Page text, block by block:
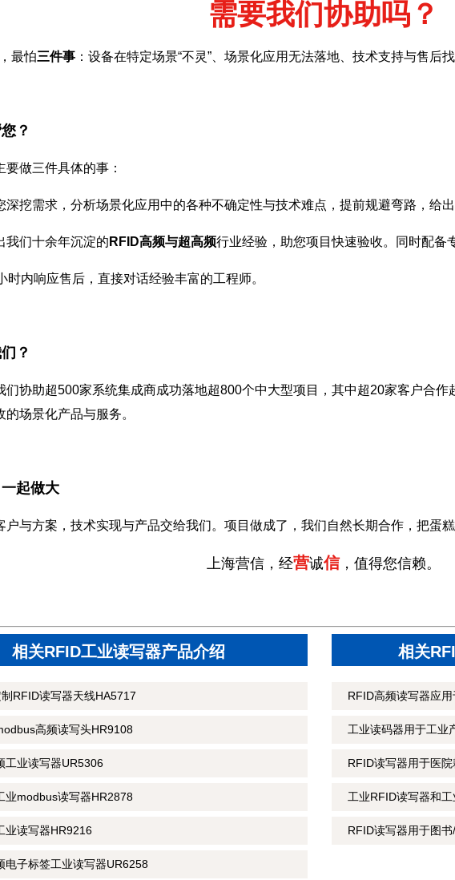
需要我们协助吗？
最怕三件事 ：设备在特定场景“不灵”、场景化应用无法落地、技术支持与售后
？
要做三件具体的事：
深挖需求，分析场景化应用中的各种不确定性与技术难点，提前规避弯路，给
我们十余年沉淀的 RFID高频与超高频行业经验，助您项目快速验收。同时配备
时内响应售后，直接对话经验丰富的工程师。
？
们协助超500家系统集成商成功落地超800个中大型项目，其中超20家客户合作
的场景化产品与服务。
起做大
户与方案，技术实现与产品交给我们。项目做成了，我们自然长期合作，把蛋
上海营信，经营诚信，值得您信赖。
相关RFID工业读写器产品介绍
RFID读写器天线HA5717
高频读写头HR9108
工业读写器UR5306
业modbus读写器HR2878
业读写器HR9216
电子标签工业读写器UR6258
相关
RFID高频读写器应
工业读码器用于工业
RFID读写器用于医
工业RFID读写器和
RFID读写器用于图